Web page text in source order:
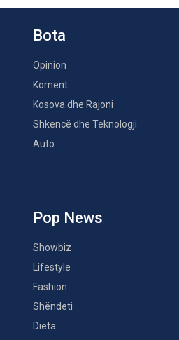
Bota
Opinion
Koment
Kosova dhe Rajoni
Shkencë dhe Teknologji
Auto
Pop News
Showbiz
Lifestyle
Fashion
Shëndeti
Dieta